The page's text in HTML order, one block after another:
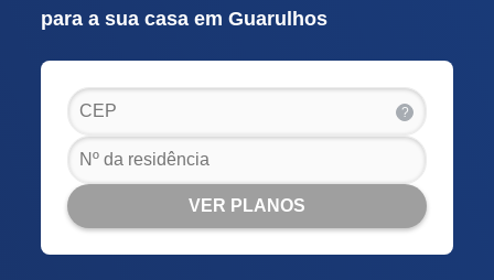
para a sua casa em Guarulhos
?
VER PLANOS